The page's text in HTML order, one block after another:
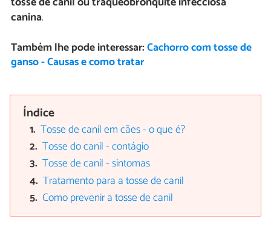
canina.
Também lhe pode interessar:Cachorro com tosse de
ganso - Causas e como tratar
Índice
Tosse de canil em cães - o que é?
Tosse do canil - contágio
Tosse de canil - sintomas
Tratamento para a tosse de canil
Como prevenir a tosse de canil